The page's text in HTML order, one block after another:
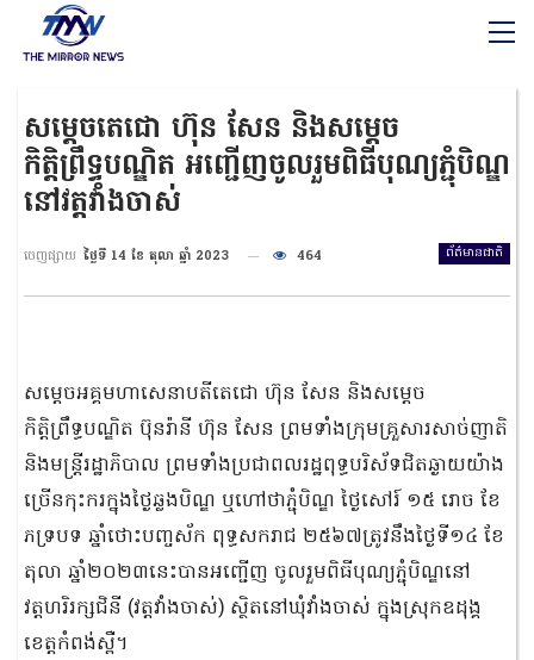
សម្តេចតេជោ ហ៊ុន សែន និងសម្តេច
កិត្តិព្រឹទ្ធបណ្ឌិត អញ្ជើញចូលរួមពិធីបុណ្យភ្ជុំបិណ្ឌ
នៅវត្តវាំងចាស់
ព័ត៌មានជាតិ
ចេញផ្សាយ ថ្ងៃទី 14 ខែ តុលា ឆ្នាំ 2023 464
សម្តេចអគ្គមហាសេនាបតីតេជោ ហ៊ុន សែន និងសម្ដេច
កិត្តិព្រឹទ្ធបណ្ឌិត ប៊ុនរ៉ានី ហ៊ុន សែន ព្រមទាំងក្រុមគ្រួសារសាច់ញាតិ
និងមន្ត្រីរដ្ឋាភិបាល ព្រមទាំងប្រជាពលរដ្ឋពុទ្ធបរិស័ទជិតឆ្ងាយយ៉ាង
ច្រេីនកុះករក្នុងថ្ងៃឆ្លងបិណ្ឌ ឬហៅថាភ្ជុំបិណ្ឌ ថ្ងៃសៅរ៍ ១៥ រោច ខែ
ភទ្របទ ឆ្នាំថោះបញ្ចស័ក ពុទ្ធសករាជ ២៥៦៧ត្រូវនឹងថ្ងៃទី១៤ ខែ
តុលា ឆ្នាំ២០២៣នេះបានអញ្ជើញ ចូលរួមពិធីបុណ្យភ្ជុំបិណ្ឌនៅ
វត្តហរិរក្សជិនី (វត្តវាំងចាស់) ស្ថិតនៅឃុំវាំងចាស់ ក្នុងស្រុកឧដុង្គ
ខេត្តកំពង់ស្ពឺ។